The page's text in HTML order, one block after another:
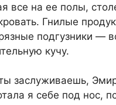
все на ее полы,
Гнилые
подгузники —
кучу.
заслуживаешь,
я себе под нос,